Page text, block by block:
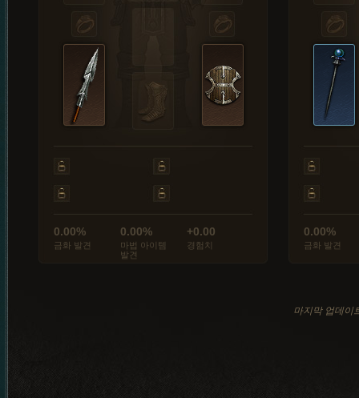
0.00%
금화 발견
0.00%
마법 아이템
발견
+0.00
경험치
0.00%
금화 발견
마지막 업데이